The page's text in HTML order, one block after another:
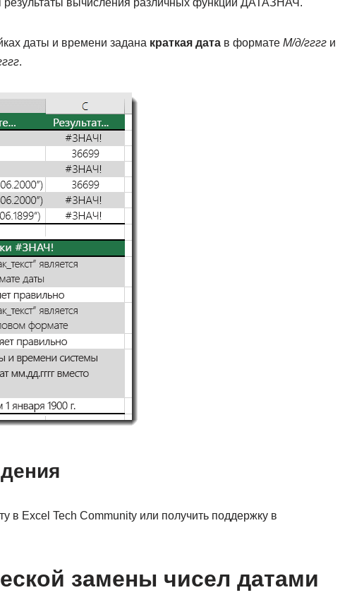
вычисления различных функций ДАТАЗНАЧ.
даты и времени задана краткая датав формате М/д/гггги
.
в Excel Tech Community или получить поддержку в
замены чисел датами